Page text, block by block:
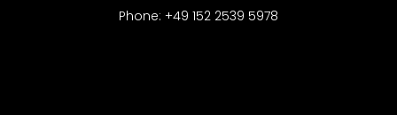
Phone: +49 152 2539 5978